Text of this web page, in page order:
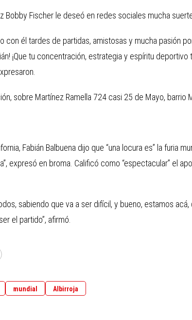
Bobby Fischer le deseó en redes sociales mucha
con él tardes de partidas, amistosas y mucha pasión
¡Que tu concentración, estrategia y espíritu
sobre Martínez Ramella 724 casi 25 de Mayo, barrio
Fabián Balbuena dijo que “una locura es” la furia
expresó en broma. Calificó como “espectacular” el
sabiendo que va a ser difícil, y bueno, estamos
el partido”, afirmó.
mundial Albirroja